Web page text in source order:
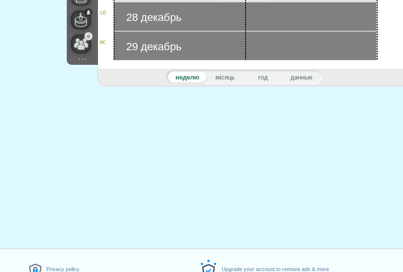
Privacy policy Upgrade your account to remove ads & more
0
...
неделю місяць год данные
сб
вс
28 декабрь
29 декабрь